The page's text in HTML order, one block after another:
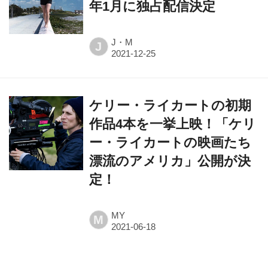
J J・M
作品4本を一挙上映！「ケリ
ー・ライカートの映画たち
漂流のアメリカ」公開が決
定！
M